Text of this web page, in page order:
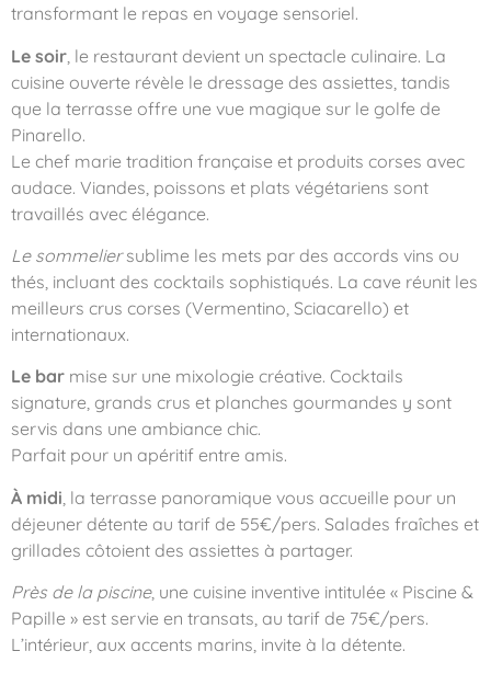
transformant le repas en voyage sensoriel.
Le soir , le restaurant devient un spectacle culinaire. La
cuisine ouverte révèle le dressage des assiettes, tandis
que la terrasse offre une vue magique sur le golfe de
Pinarello.
Le chef marie tradition française et produits corses avec
audace. Viandes, poissons et plats végétariens sont
travaillés avec élégance.
Le sommeliersublime les mets par des accords vins ou
thés, incluant des cocktails sophistiqués. La cave réunit les
meilleurs crus corses (Vermentino, Sciacarello) et
internationaux.
Le bar mise sur une mixologie créative. Cocktails
signature, grands crus et planches gourmandes y sont
servis dans une ambiance chic.
Parfait pour un apéritif entre amis.
À midi , la terrasse panoramique vous accueille pour un
déjeuner détente au tarif de 55€/pers. Salades fraîches et
grillades côtoient des assiettes à partager.
Près de la piscine, une cuisine inventive intitulée « Piscine &
Papille » est servie en transats, au tarif de 75€/pers.
L’intérieur, aux accents marins, invite à la détente.